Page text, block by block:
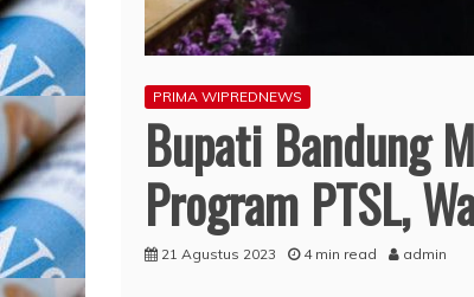
PRIMA WIPREDNEWS
Bupati Bandung
Program PTSL,
21 Agustus 2023 4 min read admin